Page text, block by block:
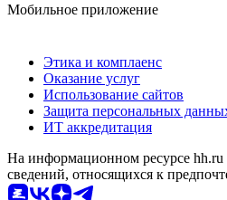
Мобильное приложение
Этика и комплаенс
Оказание услуг
Использование сайтов
Защита персональных
ИТ аккредитация
На информационном ресурсе hh.ru
сведений, относящихся к